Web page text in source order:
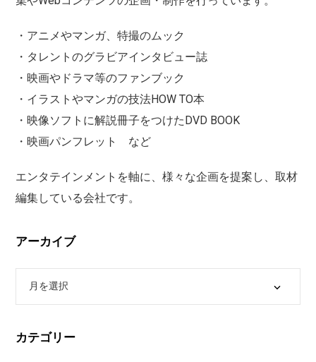
・アニメやマンガ、特撮のムック
・タレントのグラビアインタビュー誌
・映画やドラマ等のファンブック
・イラストやマンガの技法HOW TO本
・映像ソフトに解説冊子をつけたDVD BOOK
・映画パンフレット など
エンタテインメントを軸に、様々な企画を提案し、取材
編集している会社です。
アーカイブ
カテゴリー